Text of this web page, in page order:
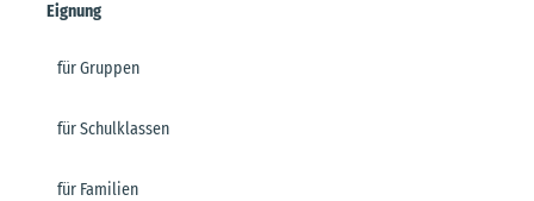
Eignung
für Gruppen
für Schulklassen
für Familien